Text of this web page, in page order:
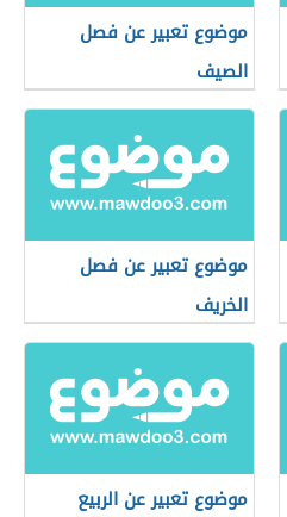
موضوع تعبير عن فصل
الصيف
موضوع تعبير عن فصل
الخريف
موضوع تعبير عن الربيع